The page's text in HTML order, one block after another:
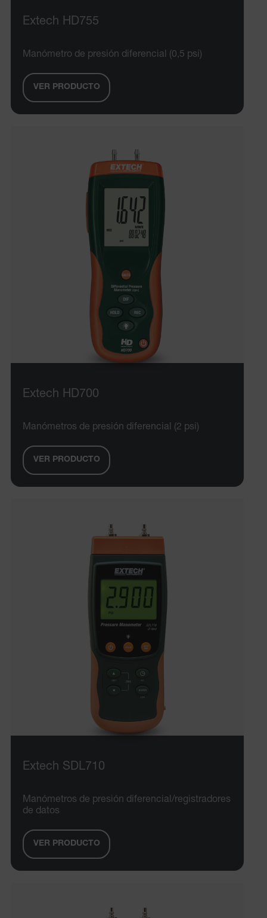
Extech HD755
Manómetro de presión diferencial (0,5 psi)
VER PRODUCTO
Extech HD700
Manómetros de presión diferencial (2 psi)
VER PRODUCTO
Extech SDL710
Manómetros de presión diferencial/registradores
de datos
VER PRODUCTO